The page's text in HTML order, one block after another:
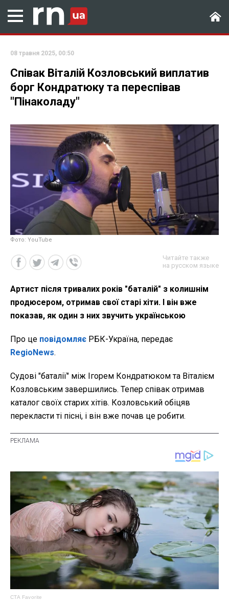
08 травня 2025, 00:50
Співак Віталій Козловський виплатив
борг Кондратюку та переспівав
"Пінаколаду"
Фото: YouTube
Читайте также
на русском языке
Артист після тривалих років "баталій" з колишнім
продюсером, отримав свої старі хіти. І він вже
показав, як один з них звучить українською
Про це повідомляє РБК-Україна, передає
RegioNews.
Судові "баталії" між Ігорем Кондратюком та Віталієм
Козловським завершились. Тепер співак отримав
каталог своїх старих хітів. Козловський обіцяв
перекласти ті пісні, і він вже почав це робити.